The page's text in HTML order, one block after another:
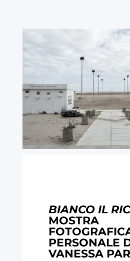
BIANCO IL
MOSTRA
PERSONALE
VANESSA